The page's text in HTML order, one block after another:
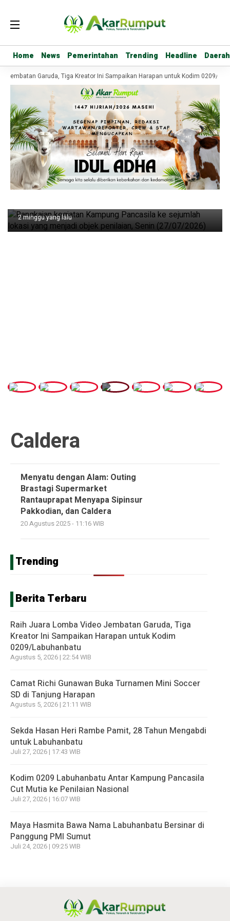
Home News Pemerintahan Trending Headline Daerah
Home News Pemerintahan Trending Headline Daerah
Jembatan Garuda, Tiga Kreator Ini Sampaikan Harapan untuk Kodim 0209/
Headline
Kodim 0209 Labuhanbatu Antar Kampung
Pancasila Cut Mutia ke Penilaian
2 minggu yang lalu
Caldera
Menyatu dengan Alam: Outing
Brastagi Supermarket
Rantauprapat Menyapa Sipinsur
Pakkodian, dan Caldera
20 Agustus 2025 - 11:16 WIB
Trending
Berita Terbaru
Raih Juara Lomba Video Jembatan Garuda, Tiga
Kreator Ini Sampaikan Harapan untuk Kodim
0209/Labuhanbatu
Agustus 5, 2026 | 22:54 WIB
Camat Richi Gunawan Buka Turnamen Mini Soccer
SD di Tanjung Harapan
Agustus 5, 2026 | 21:11 WIB
Sekda Hasan Heri Rambe Pamit, 28 Tahun Mengabdi
untuk Labuhanbatu
Juli 27, 2026 | 17:43 WIB
Kodim 0209 Labuhanbatu Antar Kampung Pancasila
Cut Mutia ke Penilaian Nasional
Juli 27, 2026 | 16:07 WIB
Maya Hasmita Bawa Nama Labuhanbatu Bersinar di
Panggung PMI Sumut
Juli 24, 2026 | 09:25 WIB